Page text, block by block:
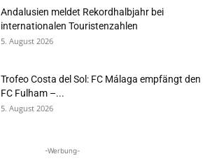
Andalusien meldet Rekordhalbjahr bei
internationalen Touristenzahlen
5. August 2026
Trofeo Costa del Sol: FC Málaga empfängt den
FC Fulham –...
5. August 2026
-Werbung-